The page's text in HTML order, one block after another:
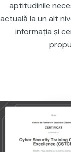
aptitudinile
actuală la un alt
informația și